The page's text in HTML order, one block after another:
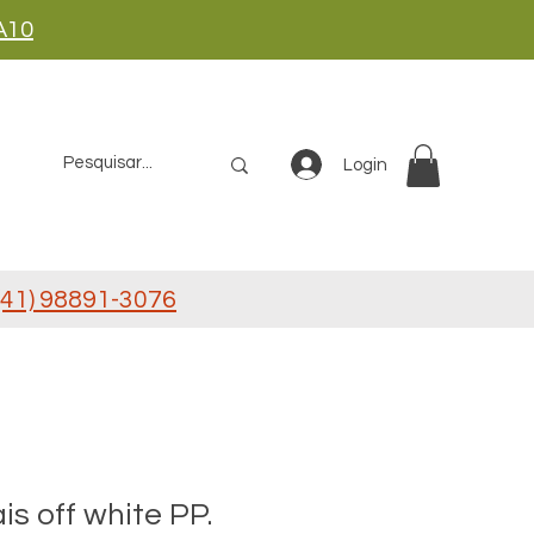
Login
98891-3076
off white PP.